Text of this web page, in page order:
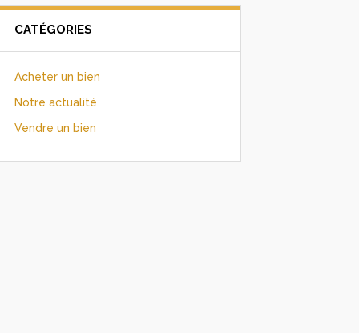
CATÉGORIES
Acheter un bien
Notre actualité
Vendre un bien